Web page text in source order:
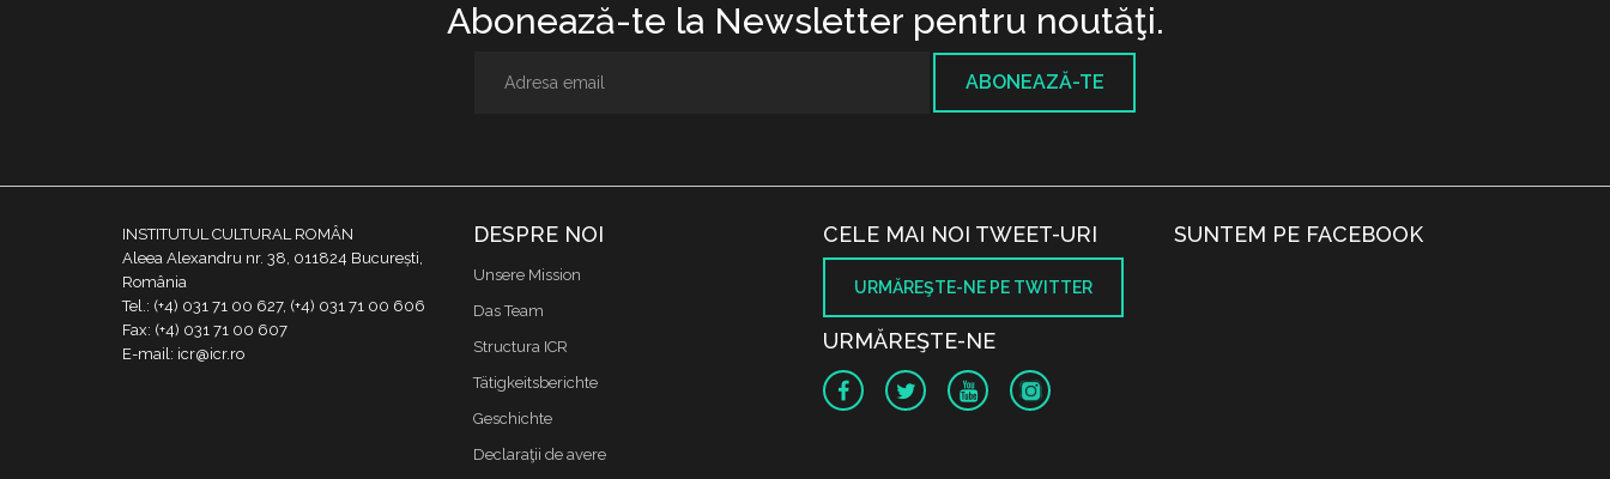
Abonează-te la Newsletter pentru noutăţi.
ABONEAZĂ-TE
INSTITUTUL CULTURAL ROMÂN
Aleea Alexandru nr. 38, 011824 București,
România
Tel.: (+4) 031 71 00 627, (+4) 031 71 00 606
Fax: (+4) 031 71 00 607
E-mail: icr@icr.ro
DESPRE NOI
Unsere Mission
Das Team
Structura ICR
Tätigkeitsberichte
Geschichte
Declaraţii de avere
CELE MAI NOI TWEET-URI
URMĂREŞTE-NE PE TWITTER
URMĂREŞTE-NE
SUNTEM PE FACEBOOK